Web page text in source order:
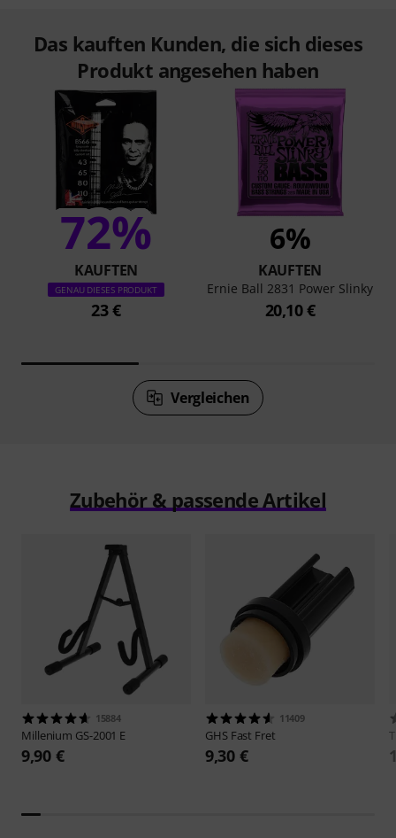
Das kauften Kunden, die sich dieses
Produkt angesehen haben
72%
KAUFTEN
GENAU DIESES PRODUKT
23 €
6%
KAUFTEN
Ernie Ball 2831 Power Slinky
20,10 €
Vergleichen
Zubehör & passende Artikel
15884
Millenium GS-2001 E
9,90 €
11409
GHS Fast Fret
9,30 €